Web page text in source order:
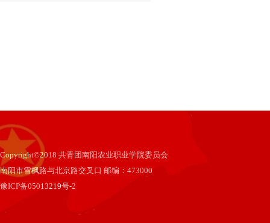
Copyright©2018 共青团南阳农业职业学院委员会
南阳市雪枫路与北京路交叉口 邮编：473000
豫ICP备05013219号-2